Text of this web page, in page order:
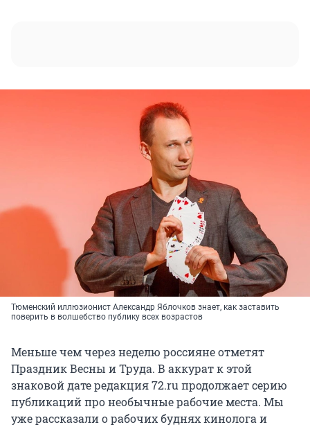
Тюменский иллюзионист Александр Яблочков знает, как заставить
поверить в волшебство публику всех возрастов
Меньше чем через неделю россияне отметят
Праздник Весны и Труда. В аккурат к этой
знаковой дате редакция 72.ru продолжает серию
публикаций про необычные рабочие места. Мы
уже рассказали о рабочих буднях кинолога и